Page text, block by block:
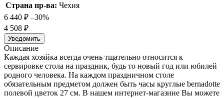
Страна пр-ва: Чехия
6 440 ₽ –30%
4 508 ₽
Уведомить
Описание
Каждая хозяйка всегда очень тщательно относится к
сервировке стола на праздник, будь то новый год или юбилей
родного человека. На каждом праздничном столе
обязательным предметом должен быть часы круглые bernadotte
полевой цветок 27 см. В нашем интернет-магазине Вы можете